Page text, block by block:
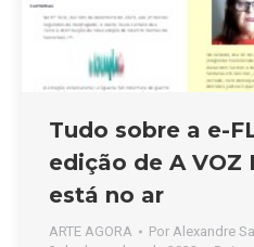
Tudo sobre a e-
edição de A VOZ
está no ar
ARTE AGORA Por Alexandre